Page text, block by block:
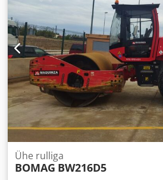
Ühe rulliga
BOMAG BW216D5